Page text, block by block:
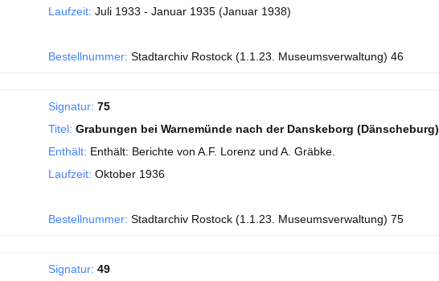
Laufzeit: Juli 1933 - Januar 1935 (Januar 1938)
Bestellnummer: Stadtarchiv Rostock (1.1.23. Museumsverwaltung) 46
Signatur: 75
Titel: Grabungen bei Warnemünde nach der Danskeborg (Dänscheburg)
Enthält: Enthält: Berichte von A.F. Lorenz und A. Gräbke.
Laufzeit: Oktober 1936
Bestellnummer: Stadtarchiv Rostock (1.1.23. Museumsverwaltung) 75
Signatur: 49